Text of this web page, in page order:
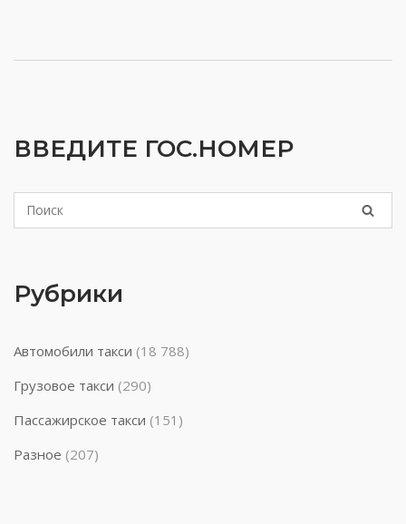
ВВЕДИТЕ ГОС.НОМЕР
Рубрики
Автомобили такси (18 788)
Грузовое такси (290)
Пассажирское такси (151)
Разное (207)